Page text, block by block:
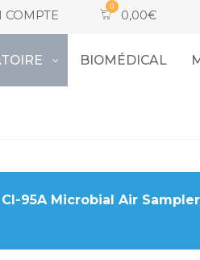
COMPTE 0,00€
BIOMÉDICAL
CI-95A Microbial Air